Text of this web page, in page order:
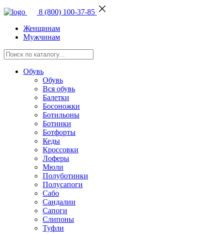
8 (800) 100-37-85
Женщинам
Мужчинам
Обувь
Обувь
Вся обувь
Балетки
Босоножки
Ботильоны
Ботинки
Ботфорты
Кеды
Кроссовки
Лоферы
Мюли
Полуботинки
Полусапоги
Сабо
Сандалии
Сапоги
Слипоны
Туфли